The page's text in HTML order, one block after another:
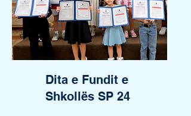
Dita e Fundit e
Shkollës SP 24